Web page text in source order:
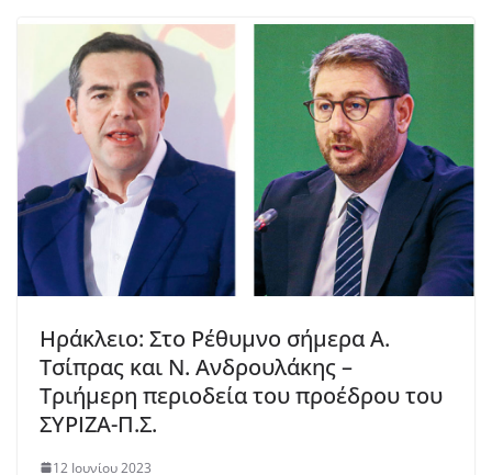
Ηράκλειο: Στο Ρέθυμνο σήμερα Α.
Τσίπρας και Ν. Ανδρουλάκης –
Τριήμερη περιοδεία του προέδρου του
ΣΥΡΙΖΑ-Π.Σ.
12 Ιουνίου 2023